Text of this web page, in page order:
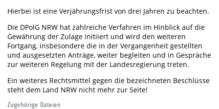
Hierbei ist eine Verjährungsfrist von drei Jahren zu beachten.
Die DPolG NRW hat zahlreiche Verfahren im Hinblick auf die
Gewährung der Zulage initiiert und wird den weiteren
Fortgang, insbesondere die in der Vergangenheit gestellten
und ausgesetzten Anträge, weiter begleiten und in Gespräche
zur weiteren Regelung mit der Landesregierung treten.
Ein weiteres Rechtsmittel gegen die bezeichneten Beschlüsse
steht dem Land NRW nicht mehr zur Seite!
Zugehörige Dateien